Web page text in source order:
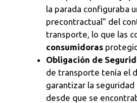
la parada configuraba
precontractual” del
transporte, lo que las
consumidoras
Obligación de
de transporte tenía el
garantizar la seguridad
desde que se